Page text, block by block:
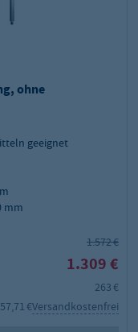
ohne
geeignet
mm
1.572 €
1.309 €
263 €
€Versandkostenfrei